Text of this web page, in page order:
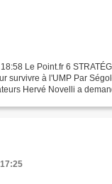
Le Point.fr 6
survivre à l'UMP Par
Hervé Novelli a